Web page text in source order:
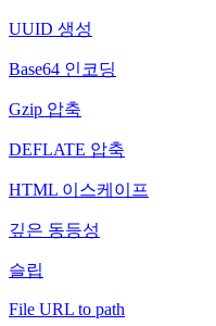
UUID 생성
Base64 인코딩
Gzip 압축
DEFLATE 압축
HTML 이스케이프
깊은 동등성
슬립
File URL to path